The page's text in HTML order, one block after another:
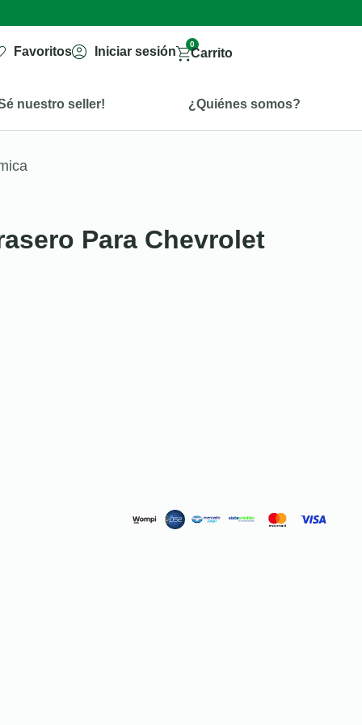
Favoritos Iniciar sesión
0
Carrito
nuestro seller! ¿Quiénes somos?
Para Chevrolet